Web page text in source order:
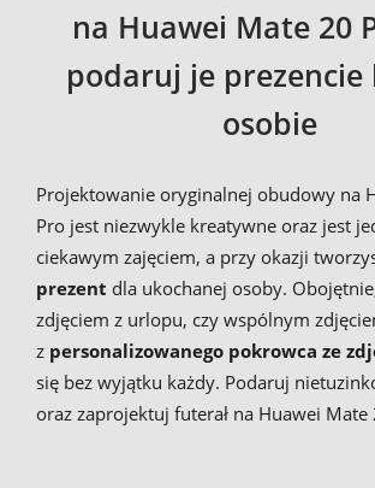
na Huawei Mate 20
podaruj je prezencie
osobie
Projektowanie oryginalnej obudowy na
Pro jest niezwykle kreatywne oraz jest
ciekawym zajęciem, a przy okazji
prezent dla ukochanej osoby.
zdjęciem z urlopu, czy wspólnym
z personalizowanego pokrowca ze
się bez wyjątku każdy. Podaruj
oraz zaprojektuj futerał na Huawei Mate